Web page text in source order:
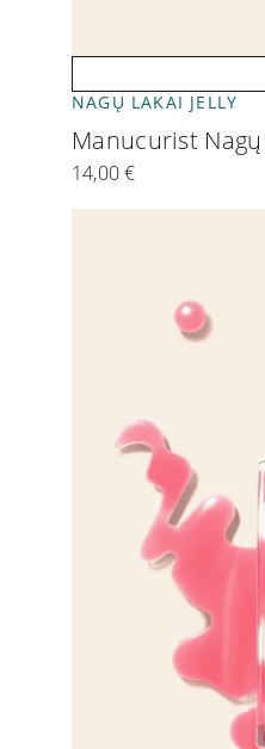
NAGŲ LAKAI JELLY
Manucurist
14,00€